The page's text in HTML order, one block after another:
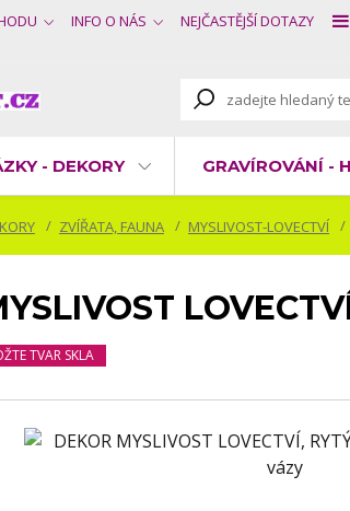
INFO O NÁS NEJČASTĚJŠÍ DOTAZY
- DEKORY GRAVÍROVÁNÍ -
ZVÍŘATA, FAUNA MYSLIVOST-LOVECTVÍ
TVAR SKLA